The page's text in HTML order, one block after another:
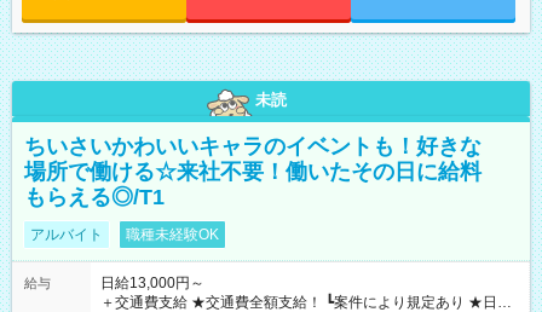
未読
ちいさいかわいいキャラのイベントも！好きな
場所で働ける☆来社不要！働いたその日に給料
もらえる◎/T1
アルバイト 職種未経験OK
給与
日給13,000円～
＋交通費支給 ★交通費全額支給！ ┗案件により規定あり ★日払